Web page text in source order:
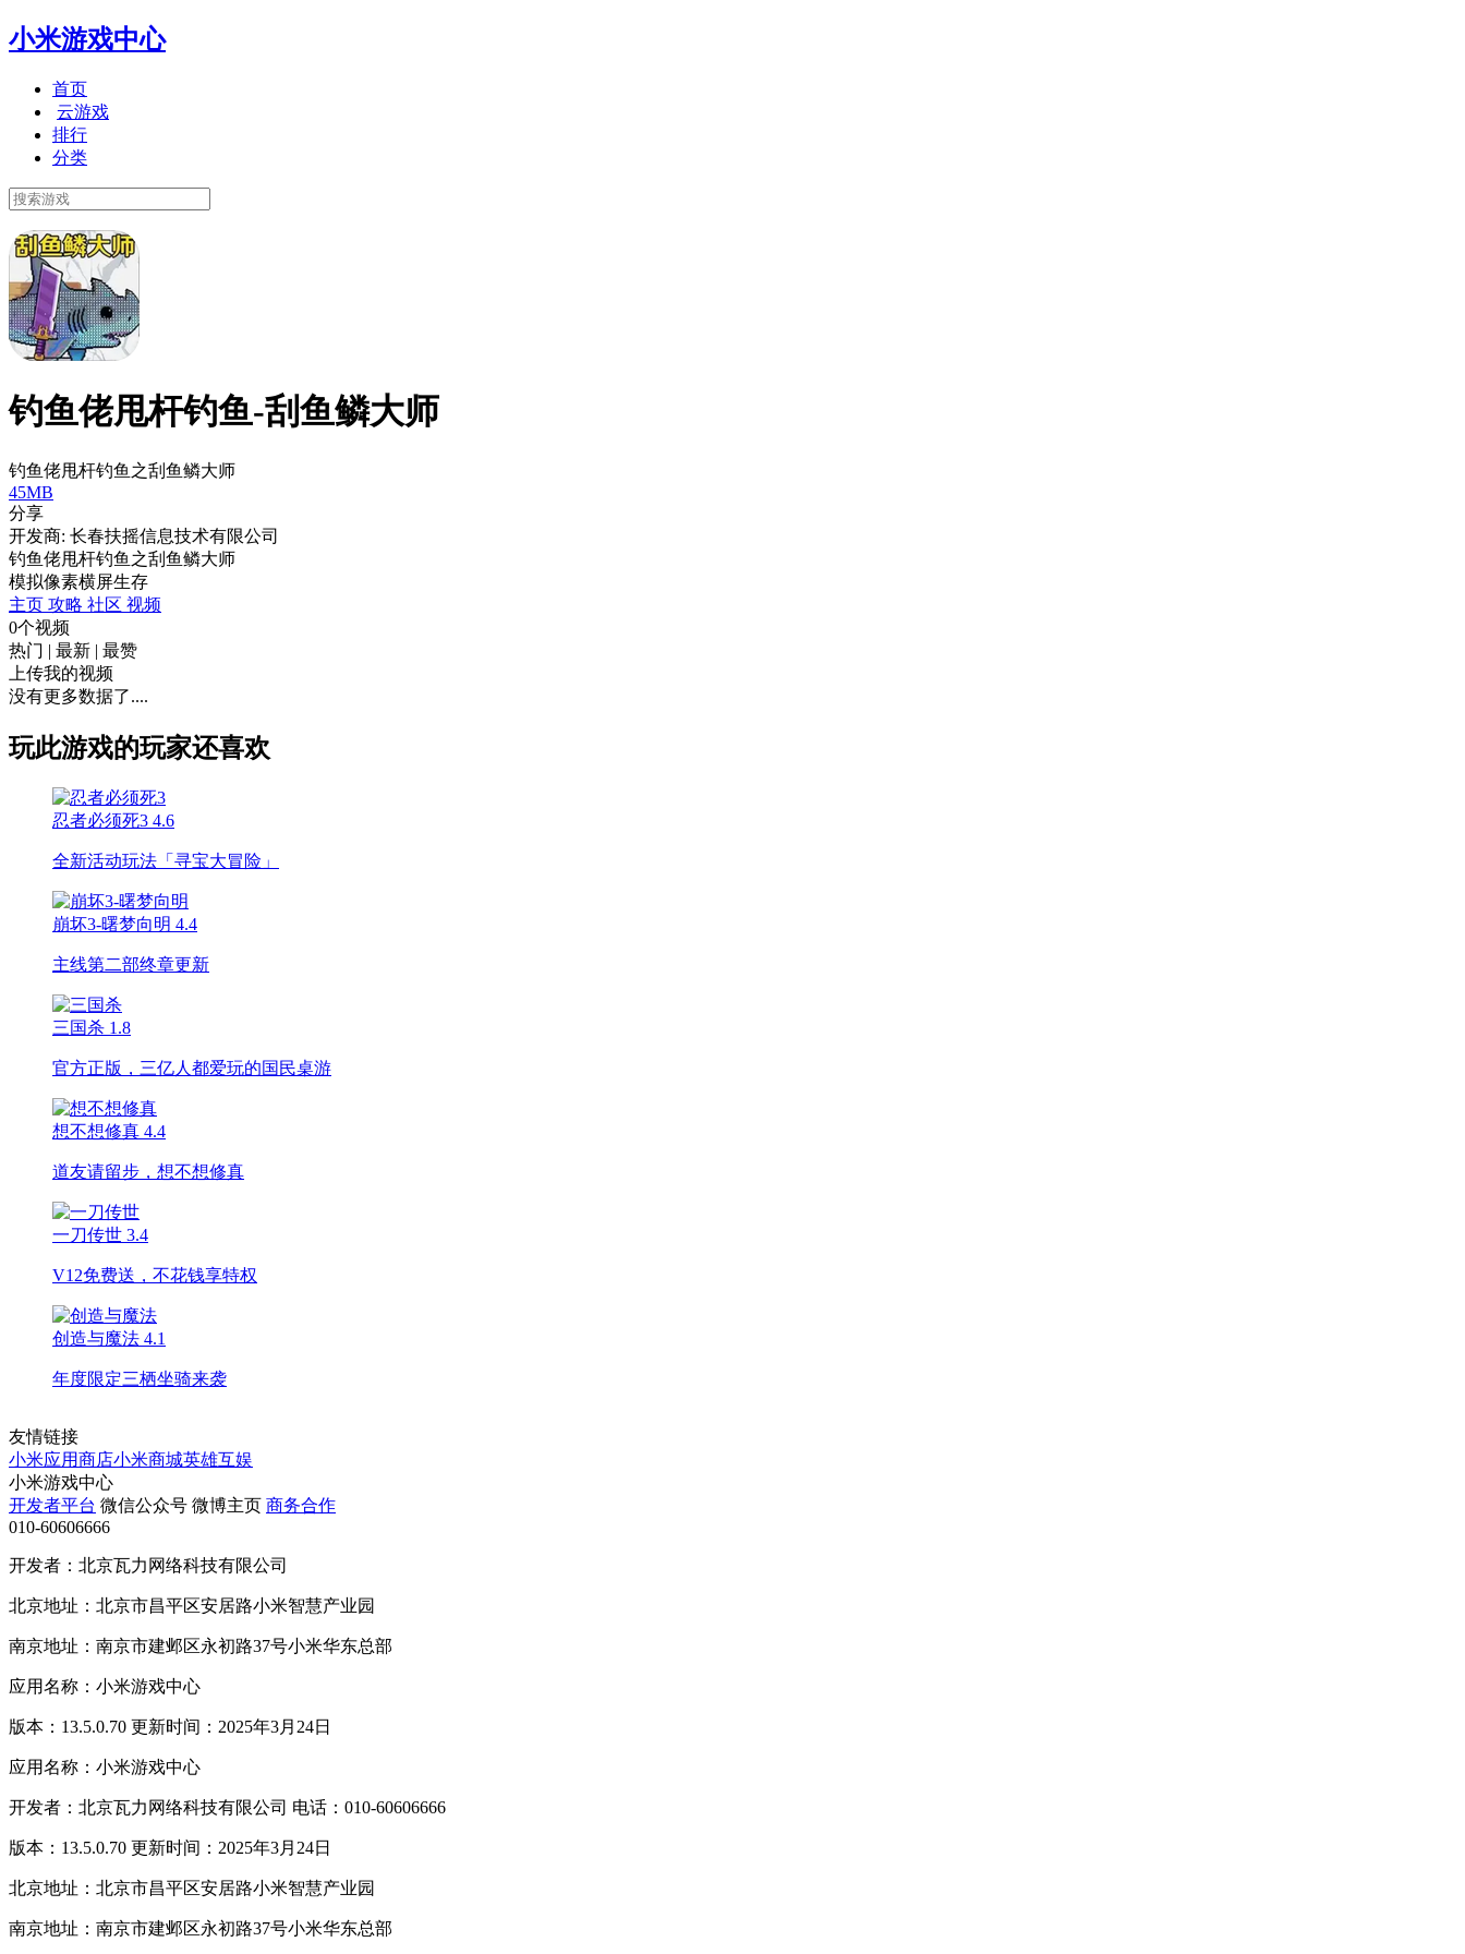
小米游戏中心
首页
云游戏
排行
分类
钓鱼佬甩杆钓鱼-刮鱼鳞大师
钓鱼佬甩杆钓鱼之刮鱼鳞大师
45MB
分享
开发商: 长春扶摇信息技术有限公司
钓鱼佬甩杆钓鱼之刮鱼鳞大师
模拟像素横屏生存
主页 攻略 社区 视频
0个视频
热门 | 最新 | 最赞
上传我的视频
没有更多数据了....
玩此游戏的玩家还喜欢
忍者必须死3 4.6
全新活动玩法「寻宝大冒险」
崩坏3-曙梦向明 4.4
主线第二部终章更新
三国杀 1.8
官方正版，三亿人都爱玩的国民桌游
想不想修真 4.4
道友请留步，想不想修真
一刀传世 3.4
V12免费送，不花钱享特权
创造与魔法 4.1
年度限定三栖坐骑来袭
友情链接
小米应用商店小米商城英雄互娱
小米游戏中心
开发者平台 微信公众号 微博主页 商务合作
010-60606666
开发者：北京瓦力网络科技有限公司
北京地址：北京市昌平区安居路小米智慧产业园
南京地址：南京市建邺区永初路37号小米华东总部
应用名称：小米游戏中心
版本：13.5.0.70 更新时间：2025年3月24日
应用名称：小米游戏中心
开发者：北京瓦力网络科技有限公司 电话：010-60606666
版本：13.5.0.70 更新时间：2025年3月24日
北京地址：北京市昌平区安居路小米智慧产业园
南京地址：南京市建邺区永初路37号小米华东总部